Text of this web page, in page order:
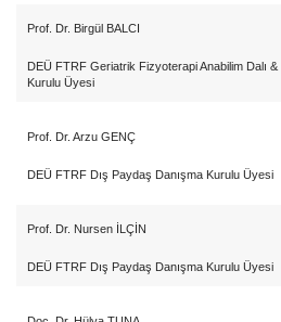
Prof. Dr. Birgül BALCI
DEÜ FTRF Geriatrik Fizyoterapi Anabilim Dalı
Kurulu Üyesi
Prof. Dr. Arzu GENÇ
DEÜ FTRF Dış Paydaş Danışma Kurulu Üyesi
Prof. Dr. Nursen İLÇİN
DEÜ FTRF Dış Paydaş Danışma Kurulu Üyesi